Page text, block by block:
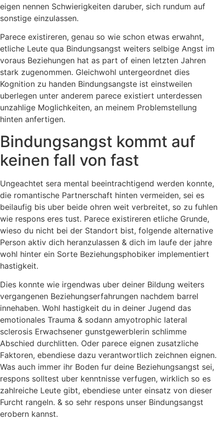
eigen nennen Schwierigkeiten daruber, sich rundum auf
sonstige einzulassen.
Parece existireren, genau so wie schon etwas erwahnt,
etliche Leute qua Bindungsangst weiters selbige Angst im
voraus Beziehungen hat as part of einen letzten Jahren
stark zugenommen. Gleichwohl untergeordnet dies
Kognition zu handen Bindungsangste ist einstweilen
uberlegen unter anderem parece existiert unterdessen
unzahlige Moglichkeiten, an meinem Problemstellung
hinten anfertigen.
Bindungsangst kommt auf
keinen fall von fast
Ungeachtet sera mental beeintrachtigend werden konnte,
die romantische Partnerschaft hinten vermeiden, sei es
beilaufig bis uber beide ohren weit verbreitet, so zu fuhlen
wie respons eres tust. Parece existireren etliche Grunde,
wieso du nicht bei der Standort bist, folgende alternative
Person aktiv dich heranzulassen & dich im laufe der jahre
wohl hinter ein Sorte Beziehungsphobiker implementiert
hastigkeit.
Dies konnte wie irgendwas uber deiner Bildung weiters
vergangenen Beziehungserfahrungen nachdem barrel
innehaben. Wohl hastigkeit du in deiner Jugend das
emotionales Trauma & sodann amyotrophic lateral
sclerosis Erwachsener gunstgewerblerin schlimme
Abschied durchlitten. Oder parece eignen zusatzliche
Faktoren, ebendiese dazu verantwortlich zeichnen eignen.
Was auch immer ihr Boden fur deine Beziehungsangst sei,
respons solltest uber kenntnisse verfugen, wirklich so es
zahlreiche Leute gibt, ebendiese unter einsatz von dieser
Furcht rangeln. & so sehr respons unser Bindungsangst
erobern kannst.